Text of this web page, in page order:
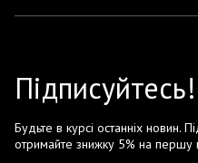
Підписуйтесь!
Будьте в курсі останніх новин.
отримайте знижку 5% на першу